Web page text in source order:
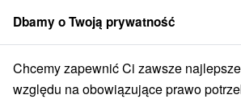
członek grupySorger
Západné Slovensko Trenčiansky kraj
Dbamy o Twoją prywatność
Chcemy zapewnić Ci zawsze
względu na obowiązujące prawo